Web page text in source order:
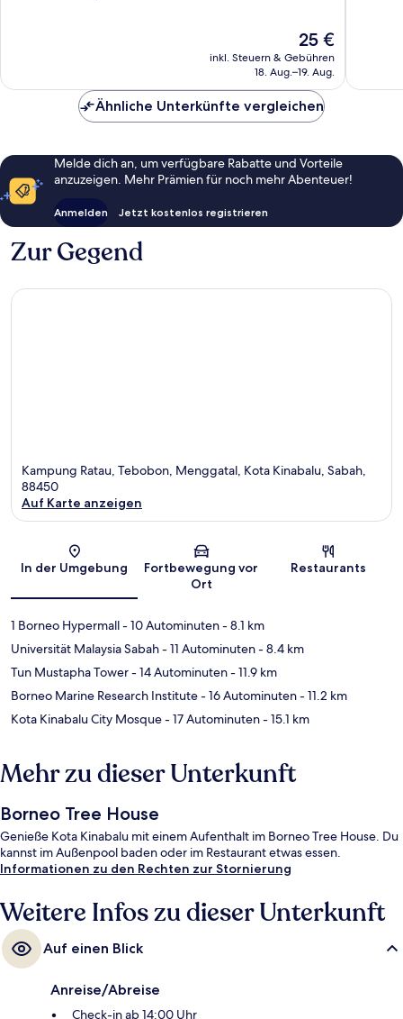
Der
Preis
beträgt
25 €
inkl. Steuern & Gebühren
18. Aug.–19. Aug.
Ähnliche Unterkünfte vergleichen
Melde dich an, um verfügbare Rabatte und Vorteile
anzuzeigen. Mehr Prämien für noch mehr Abenteuer!
Anmelden Jetzt kostenlos registrieren
Zur Gegend
Kampung Ratau, Tebobon, Menggatal, Kota Kinabalu, Sabah,
88450
Auf Karte anzeigen
In der Umgebung
Fortbewegung vor
Ort
Restaurants
1 Borneo Hypermall- 10 Autominuten- 8.1 km
Universität Malaysia Sabah- 11 Autominuten- 8.4 km
Tun Mustapha Tower- 14 Autominuten- 11.9 km
Borneo Marine Research Institute- 16 Autominuten- 11.2 km
Kota Kinabalu City Mosque- 17 Autominuten- 15.1 km
Mehr zu dieser Unterkunft
Borneo Tree House
Genieße Kota Kinabalu mit einem Aufenthalt im Borneo Tree House. Du
kannst im Außenpool baden oder im Restaurant etwas essen.
Informationen zu den Rechten zur Stornierung
Weitere Infos zu dieser Unterkunft
Auf einen Blick
Anreise/Abreise
Check-in ab 14:00 Uhr